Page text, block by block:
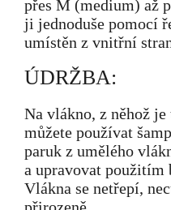
přes M (medium) až
ji jednoduše pomocí
umístěn z vnitřní
ÚDRŽBA:
Na vlákno, z něhož
můžete používat
paruk z umělého
a upravovat použitím
Vlákna se netřepí,